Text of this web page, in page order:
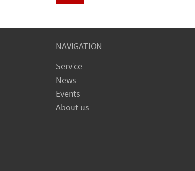
NAVIGATION
Service
News
Events
About us